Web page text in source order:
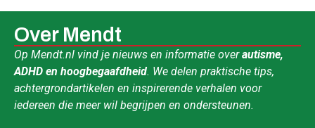
Over Mendt
Op Mendt.nl vind je nieuws en informatie overautisme,
ADHD en hoogbegaafdheid. We delen praktische tips,
achtergrondartikelen en inspirerende verhalen voor
iedereen die meer wil begrijpen en ondersteunen.